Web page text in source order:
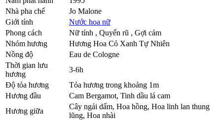
Nhà pha chế
Jo Malone
Giới tính
Nước hoa nữ
Phong cách
Nữ tính , Quyến rũ , Gợi cảm
Nhóm hương
Hương Hoa Cỏ Xanh Tự Nhiên
Nồng độ
Eau de Cologne
Thời gian lưu
hương
3-6h
Độ tỏa hương
Tỏa hương trong khoảng 1m
Hương đầu
Cam Bergamot, Tinh dầu lá cam
Hương giữa
Cây ngải dấm, Hoa hồng, Hoa linh lan thung
lũng, Hoa nhài